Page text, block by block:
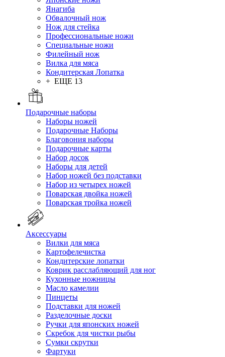
Янагиба
Обвалочный нож
Нож для стейка
Профессиональные ножи
Специальные ножи
Филейный нож
Вилка для мяса
Кондитерская Лопатка
+ ЕЩЕ 13
Подарочные наборы
Наборы ножей
Подарочные Наборы
Благовония наборы
Подарочные карты
Набор досок
Наборы для детей
Набор ножей без подставки
Набор из четырех ножей
Поварская двойка ножей
Поварская тройка ножей
Аксессуары
Вилки для мяса
Картофелечистка
Кондитерские лопатки
Коврик расслабляющий для ног
Кухонные ножницы
Масло камелии
Пинцеты
Подставки для ножей
Разделочные доски
Ручки для японских ножей
Скребок для чистки рыбы
Сумки скрутки
Фартуки